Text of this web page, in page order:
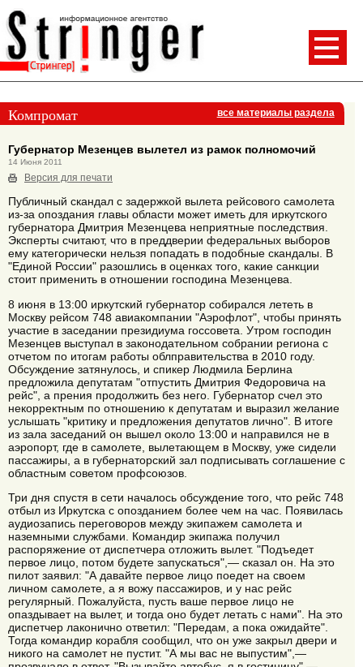
Компромат все материалы раздела
Губернатор Мезенцев вылетел из рамок полномочий
14 Июня 2011
Версия для печати
Публичный скандал с задержкой вылета рейсового самолета
из-за опоздания главы области может иметь для иркутского
губернатора Дмитрия Мезенцева неприятные последствия.
Эксперты считают, что в преддверии федеральных выборов
ему категорически нельзя попадать в подобные скандалы. В
"Единой России" разошлись в оценках того, какие санкции
стоит применить в отношении господина Мезенцева.
8 июня в 13:00 иркутский губернатор собирался лететь в
Москву рейсом 748 авиакомпании "Аэрофлот", чтобы принять
участие в заседании президиума госсовета. Утром господин
Мезенцев выступал в законодательном собрании региона с
отчетом по итогам работы облправительства в 2010 году.
Обсуждение затянулось, и спикер Людмила Берлина
предложила депутатам "отпустить Дмитрия Федоровича на
рейс", а прения продолжить без него. Губернатор счел это
некорректным по отношению к депутатам и выразил желание
услышать "критику и предложения депутатов лично". В итоге
из зала заседаний он вышел около 13:00 и направился не в
аэропорт, где в самолете, вылетающем в Москву, уже сидели
пассажиры, а в губернаторский зал подписывать соглашение с
областным советом профсоюзов.
Три дня спустя в сети началось обсуждение того, что рейс 748
отбыл из Иркутска с опозданием более чем на час. Появилась
аудиозапись переговоров между экипажем самолета и
наземными службами. Командир экипажа получил
распоряжение от диспетчера отложить вылет. "Подъедет
первое лицо, потом будете запускаться",— сказал он. На это
пилот заявил: "А давайте первое лицо поедет на своем
личном самолете, а я вожу пассажиров, и у нас рейс
регулярный. Пожалуйста, пусть ваше первое лицо не
опаздывает на вылет, и тогда оно будет летать с нами". На это
диспетчер лаконично ответил: "Передам, а пока ожидайте".
Тогда командир корабля сообщил, что он уже закрыл двери и
никого на самолет не пустит. "А мы вас не выпустим",—